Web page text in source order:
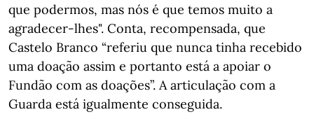
que podermos, mas nós é que temos muito a
agradecer-lhes". Conta, recompensada, que
Castelo Branco “referiu que nunca tinha recebido
uma doação assim e portanto está a apoiar o
Fundão com as doações”. A articulação com a
Guarda está igualmente conseguida.